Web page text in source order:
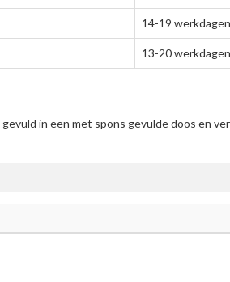
14-19 werkdagen
13-20 werkdagen
in een met spons gevulde doos en